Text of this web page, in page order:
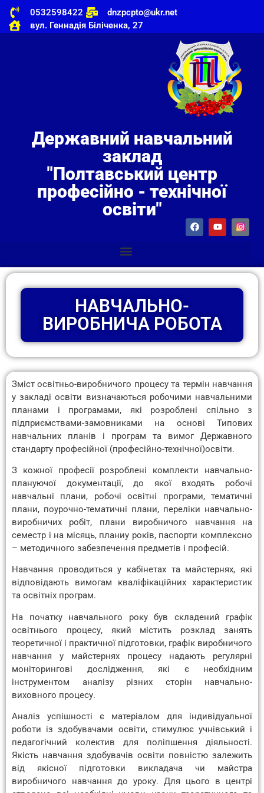
0532598422
dnzpcpto@ukr.net
вул. Геннадія Біліченка, 27
Державний навчальний
заклад
"Полтавський центр
професійно - технічної
освіти"
НАВЧАЛЬНО-
ВИРОБНИЧА РОБОТА
Зміст освітньо-виробничого процесу та термін навчання
у закладі освіти визначаються робочими навчальними
планами і програмами, які розроблені спільно з
підприємствами-замовниками на основі Типових
навчальних планів і програм та вимог Державного
стандарту професійної (професійно-технічної)освіти.
З кожної професії розроблені комплекти навчально-
плануючої документації, до якої входять робочі
навчальні плани, робочі освітні програми, тематичні
плани, поурочно-тематичні плани, переліки навчально-
виробничих робіт, плани виробничого навчання на
семестр і на місяць, планиу років, паспорти комплексно
– методичного забезпечення предметів і професій.
Навчання проводиться у кабінетах та майстернях, які
відповідають вимогам кваліфікаційних характеристик
та освітніх програм.
На початку навчального року був складений графік
освітнього процесу, який містить розклад занять
теоретичної і практичної підготовки, графік виробничого
навчання у майстернях процесу надають регулярні
моніторингові дослідження, які є необхідним
інструментом аналізу різних сторін навчально-
виховного процесу.
Аналіз успішності є матеріалом для індивідуальної
роботи із здобувачами освіти, стимулює учнівський і
педагогічний колектив для поліпшення діяльності.
Якість навчання здобувачів освіти повністю залежить
від якісної підготовки викладача чи майстра
виробничого навчання до уроку. Для цього в центрі